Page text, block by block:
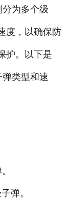
分为多个级
度，以确保防
护。以下是
类型和速
弹。